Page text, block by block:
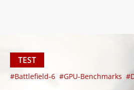
TEST
#Battlefield-6 #GPU-Benchmarks